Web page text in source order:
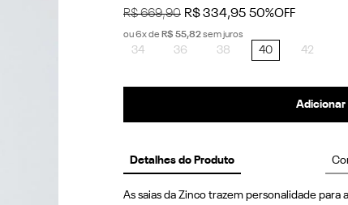
R$ 669,90 R$334,95 50%OFF
ou6x de R$ 55,82sem juros
34 36 38 40 42
Adicionar
Detalhes do Produto
As saias da Zinco trazem personalidade